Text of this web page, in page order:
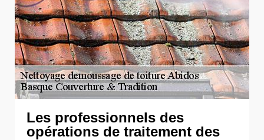
Les professionnels des
opérations de traitement des